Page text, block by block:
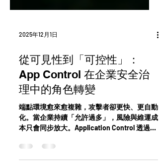
2025年12月1日
從可見性到「可控性」：
App Control 在企業安全治
理中的角色轉變
端點環境愈來愈複雜，攻擊者卻更快、更自動
化。當企業持續「允許過多」，風險與維運成